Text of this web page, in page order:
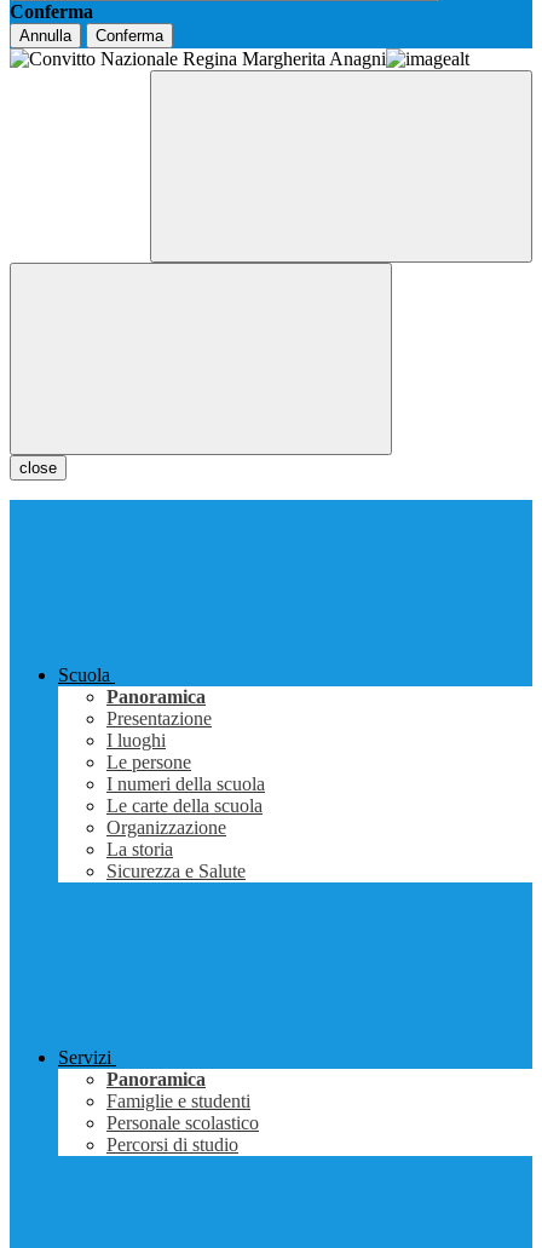
Conferma
Annulla Conferma
close
Scuola
Panoramica
Presentazione
I luoghi
Le persone
I numeri della scuola
Le carte della scuola
Organizzazione
La storia
Sicurezza e Salute
Servizi
Panoramica
Famiglie e studenti
Personale scolastico
Percorsi di studio